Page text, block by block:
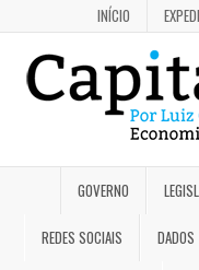
INÍCIO
GOVERNO
REDES SOCIAIS DADOS